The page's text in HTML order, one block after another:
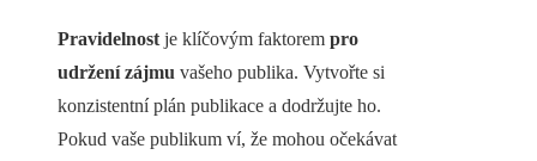
Pravidelnost je klíčovým faktorem pro
udržení zájmu vašeho publika. Vytvořte si
konzistentní plán publikace a dodržujte ho.
Pokud vaše publikum ví, že mohou očekávat